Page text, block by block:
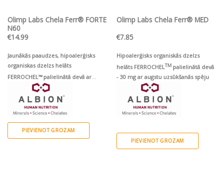
Olimp Labs Chela Ferr® FORTE
N60
€14.99
Jaunākās paaudzes, hipoalerģisks
organiskas dzelzs helāts
FERROCHEL™ palielinātā devā ar
folskābi, B6, B12 un C vitamīnu
PIEVIENOT GROZAM
Olimp Labs Chela Ferr® MED
€7.85
Hipoalerģisks organiskās dzelzs
helāts FERROCHELTM palielinātā devā
- 30 mg ar augstu uzsūkšanās spēju
PIEVIENOT GROZAM